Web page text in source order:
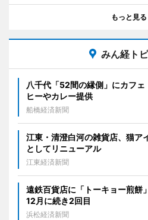
もっと見る
みん経ト
八千代「52間の縁側」にカフ
ヒーやカレー提供
船橋経済新聞
江東・清澄白河の雑貨店、猫ア
としてリニューアル
江東経済新聞
遠鉄百貨店に「トーキョー煎
12月に続き2回目
浜松経済新聞